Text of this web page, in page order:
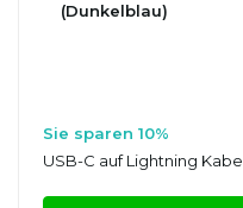
(Dunkelblau)
Sie sparen 10%
USB-C auf Lightning